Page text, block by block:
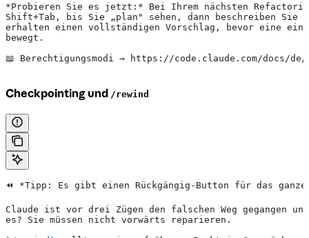
*Probieren Sie es jetzt:* Bei Ihrem nächsten
Shift+Tab, bis Sie „plan" sehen, dann beschreiben Sie
erhalten einen vollständigen Vorschlag, bevor eine
bewegt.
📖 Berechtigungsmodi → https://code.claude.com/docs/de/
Checkpointing und /rewind
⏪ *Tipp: Es gibt einen Rückgängig-Button für das ganze
Claude ist vor drei Zügen den falschen Weg gegangen
es? Sie müssen nicht vorwärts reparieren.